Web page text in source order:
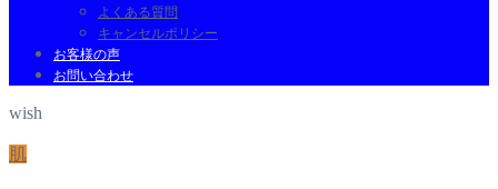
よくある質問
キャンセルポリシー
お客様の声
お問い合わせ
wish
肌